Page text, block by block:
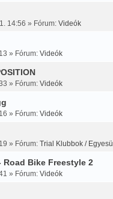
14:56 » Fórum: Videók
» Fórum: Videók
» Fórum: Videók
» Fórum: Videók
» Fórum: Trial Klubbok /
Bike Freestyle 2
» Fórum: Videók